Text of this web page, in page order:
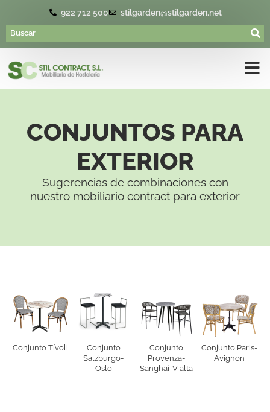
922 712 500 stilgarden@stilgarden.net
CONJUNTOS PARA
EXTERIOR
Sugerencias de combinaciones con
nuestro mobiliario contract para exterior
Conjunto Tívoli
Conjunto
Salzburgo-
Oslo
Conjunto
Provenza-
Sanghai-V alta
Conjunto Paris-
Avignon